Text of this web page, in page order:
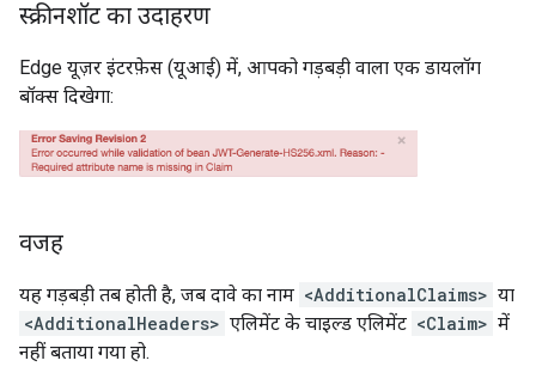
स्क्रीनशॉट का उदाहरण
Edge यूज़र इंटरफ़ेस (यूआई) में, आपको गड़बड़ी वाला एक डायलॉग
बॉक्स दिखेगा:
वजह
यह गड़बड़ी तब होती है, जब दावे का नाम <AdditionalClaims> या
<AdditionalHeaders> एलिमेंट के चाइल्ड एलिमेंट <Claim> में
नहीं बताया गया हो.